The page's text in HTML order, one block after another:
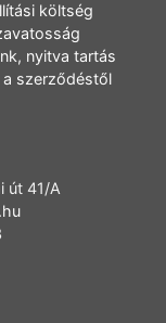
költség
nyitva tartás
a szerződéstől
út 41/A